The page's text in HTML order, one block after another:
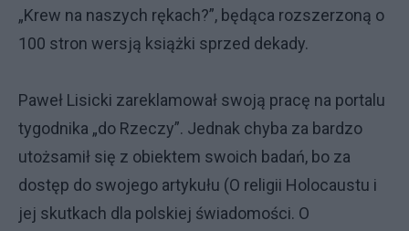
„Krew na naszych rękach?”, będąca rozszerzoną o
100 stron wersją książki sprzed dekady.
Paweł Lisicki zareklamował swoją pracę na portalu
tygodnika „do Rzeczy”. Jednak chyba za bardzo
utożsamił się z obiektem swoich badań, bo za
dostęp do swojego artykułu (O religii Holocaustu i
jej skutkach dla polskiej świadomości. O